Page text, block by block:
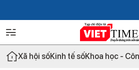
Xã hội sốKinh tế sốKhoa học -